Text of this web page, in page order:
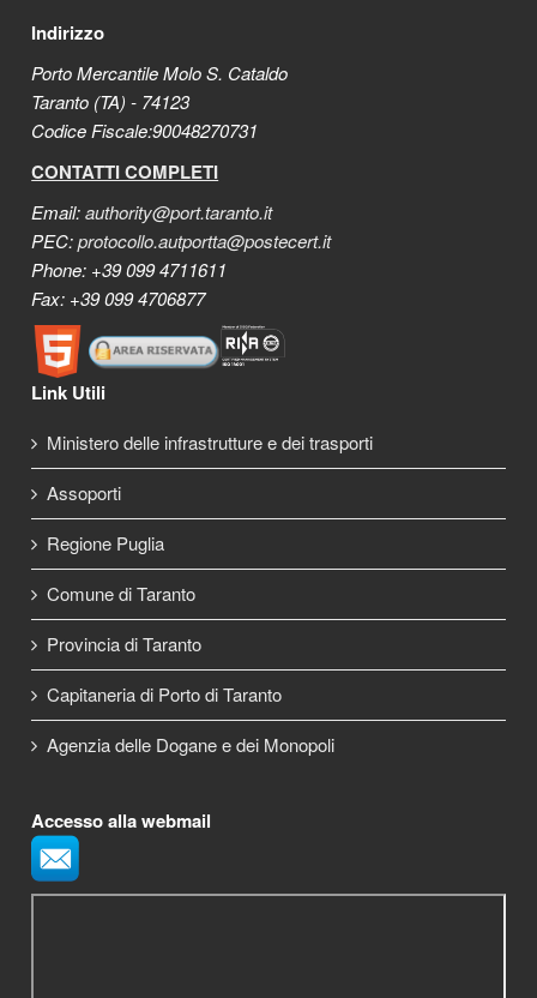
Indirizzo
Porto Mercantile Molo S. Cataldo
Taranto (TA) - 74123
Codice Fiscale:90048270731
CONTATTI COMPLETI
Email:authority@port.taranto.it
PEC:protocollo.autportta@postecert.it
Phone: +39 099 4711611
Fax: +39 099 4706877
Link Utili
Ministero delle infrastrutture e dei trasporti
Assoporti
Regione Puglia
Comune di Taranto
Provincia di Taranto
Capitaneria di Porto di Taranto
Agenzia delle Dogane e dei Monopoli
Accesso alla webmail